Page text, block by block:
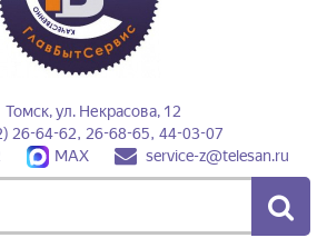
Томск, ул. Некрасова, 12
26-64-62, 26-68-65, 44-03-07
MAX service-z@telesan.ru